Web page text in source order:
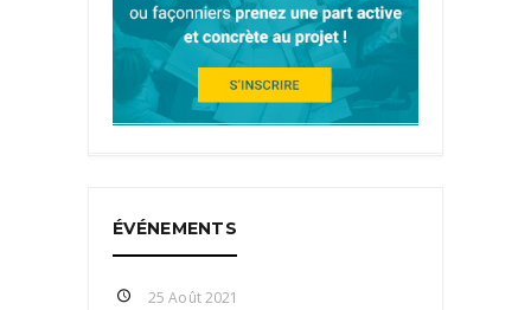
ÉVÉNEMENTS
25 Août 2021